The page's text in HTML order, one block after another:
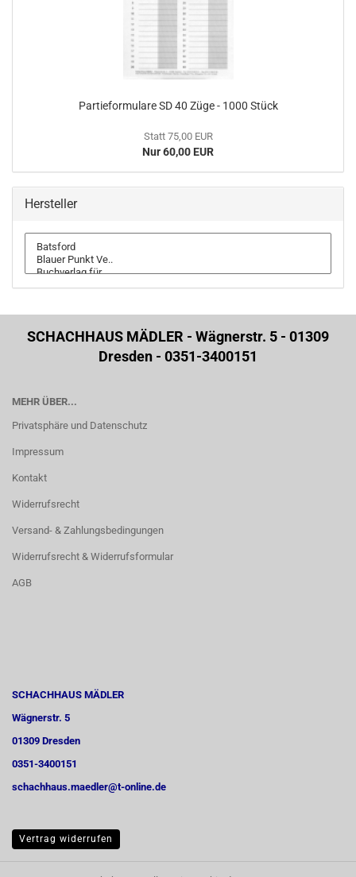
Partieformulare SD 40 Züge - 1000 Stück
Statt 75,00 EUR
Nur 60,00 EUR
Hersteller
SCHACHHAUS MÄDLER - Wägnerstr. 5 - 01309
Dresden - 0351-3400151
MEHR ÜBER...
Privatsphäre und Datenschutz
Impressum
Kontakt
Widerrufsrecht
Versand- & Zahlungsbedingungen
Widerrufsrecht & Widerrufsformular
AGB
SCHACHHAUS MÄDLER
Wägnerstr. 5
01309 Dresden
0351-3400151
schachhaus.maedler@t-online.de
Vertrag widerrufen